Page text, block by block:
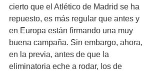
cierto que el Atlético de Madrid se ha
repuesto, es más regular que antes y
en Europa están firmando una muy
buena campaña. Sin embargo, ahora,
en la previa, antes de que la
eliminatoria eche a rodar, los de